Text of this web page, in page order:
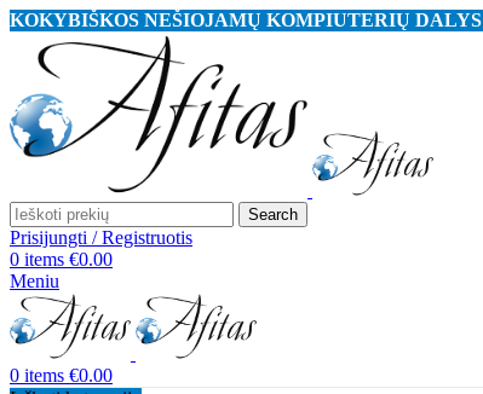
KOKYBIŠKOS NEŠIOJAMŲ KOMPIUTERIŲ DALYS
Search
Prisijungti / Registruotis
0 items €0.00
Meniu
0 items €0.00